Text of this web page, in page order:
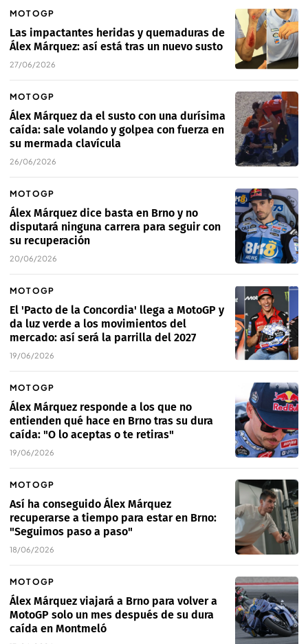
MOTOGP
Las impactantes heridas y quemaduras de
Álex Márquez: así está tras un nuevo susto
27/06/2026
MOTOGP
Álex Márquez da el susto con una durísima
caída: sale volando y golpea con fuerza en
su mermada clavícula
26/06/2026
MOTOGP
Álex Márquez dice basta en Brno y no
disputará ninguna carrera para seguir con
su recuperación
20/06/2026
MOTOGP
El 'Pacto de la Concordia' llega a MotoGP y
da luz verde a los movimientos del
mercado: así será la parrilla del 2027
19/06/2026
MOTOGP
Álex Márquez responde a los que no
entienden qué hace en Brno tras su dura
caída: "O lo aceptas o te retiras"
19/06/2026
MOTOGP
Así ha conseguido Álex Márquez
recuperarse a tiempo para estar en Brno:
"Seguimos paso a paso"
18/06/2026
MOTOGP
Álex Márquez viajará a Brno para volver a
MotoGP solo un mes después de su dura
caída en Montmeló